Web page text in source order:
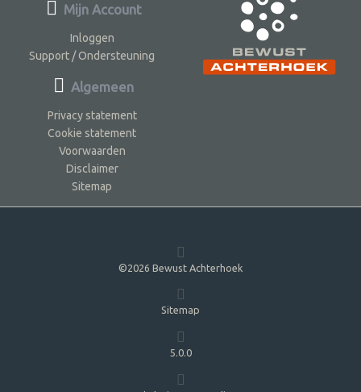
Mijn Account
Inloggen
Support / Ondersteuning
Algemeen
Privacy statement
Cookie statement
Voorwaarden
Disclaimer
Sitemap
©2026 Bewust Achterhoek
Sitemap
5.0.0